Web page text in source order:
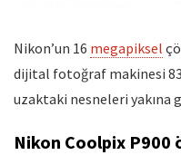
Nikon’un 16 megapiksel
dijital fotoğraf makinesi
uzaktaki nesneleri yakına
Nikon Coolpix P900